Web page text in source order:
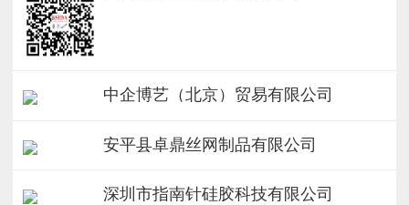
中企博艺（北京）贸易有限公司
安平县卓鼎丝网制品有限公司
深圳市指南针硅胶科技有限公司